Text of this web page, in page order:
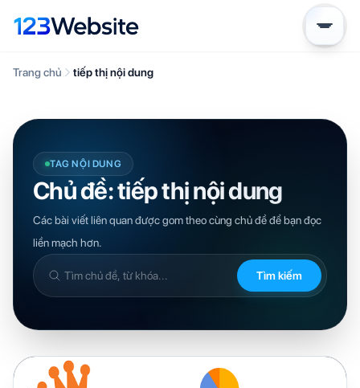
Trang chủ tiếp thị nội dung
TAG NỘI DUNG
Chủ đề: tiếp thị nội dung
Các bài viết liên quan được gom theo cùng chủ đề để bạn đọc
liền mạch hơn.
Tìm
trong
thức
Tìm kiếm